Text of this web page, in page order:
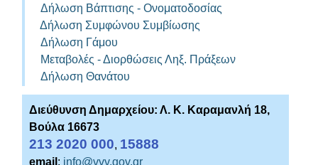
Δήλωση Βάπτισης - Ονοματοδοσίας
Δήλωση Συμφώνου Συμβίωσης
Δήλωση Γάμου
Μεταβολές - Διορθώσεις Ληξ. Πράξεων
Δήλωση Θανάτου
Διεύθυνση Δημαρχείου: Λ. Κ. Καραμανλή 18,
Βούλα 16673
213 2020 000, 15888
email : info@vvv.gov.gr